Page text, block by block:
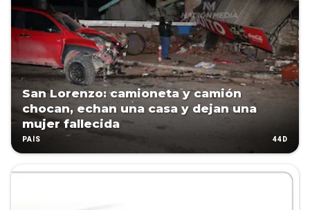
San Lorenzo: camioneta y camión
chocan, echan una casa y dejan una
mujer fallecida
PAÍS 44D